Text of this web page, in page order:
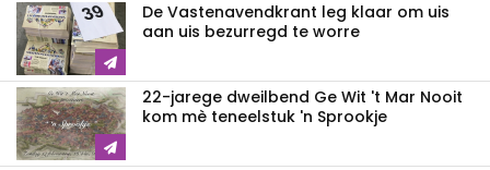
De Vastenavendkrant leg klaar om uis
aan uis bezurregd te worre
22-jarege dweilbend Ge Wit 't Mar Nooit
kom mè teneelstuk 'n Sprookje